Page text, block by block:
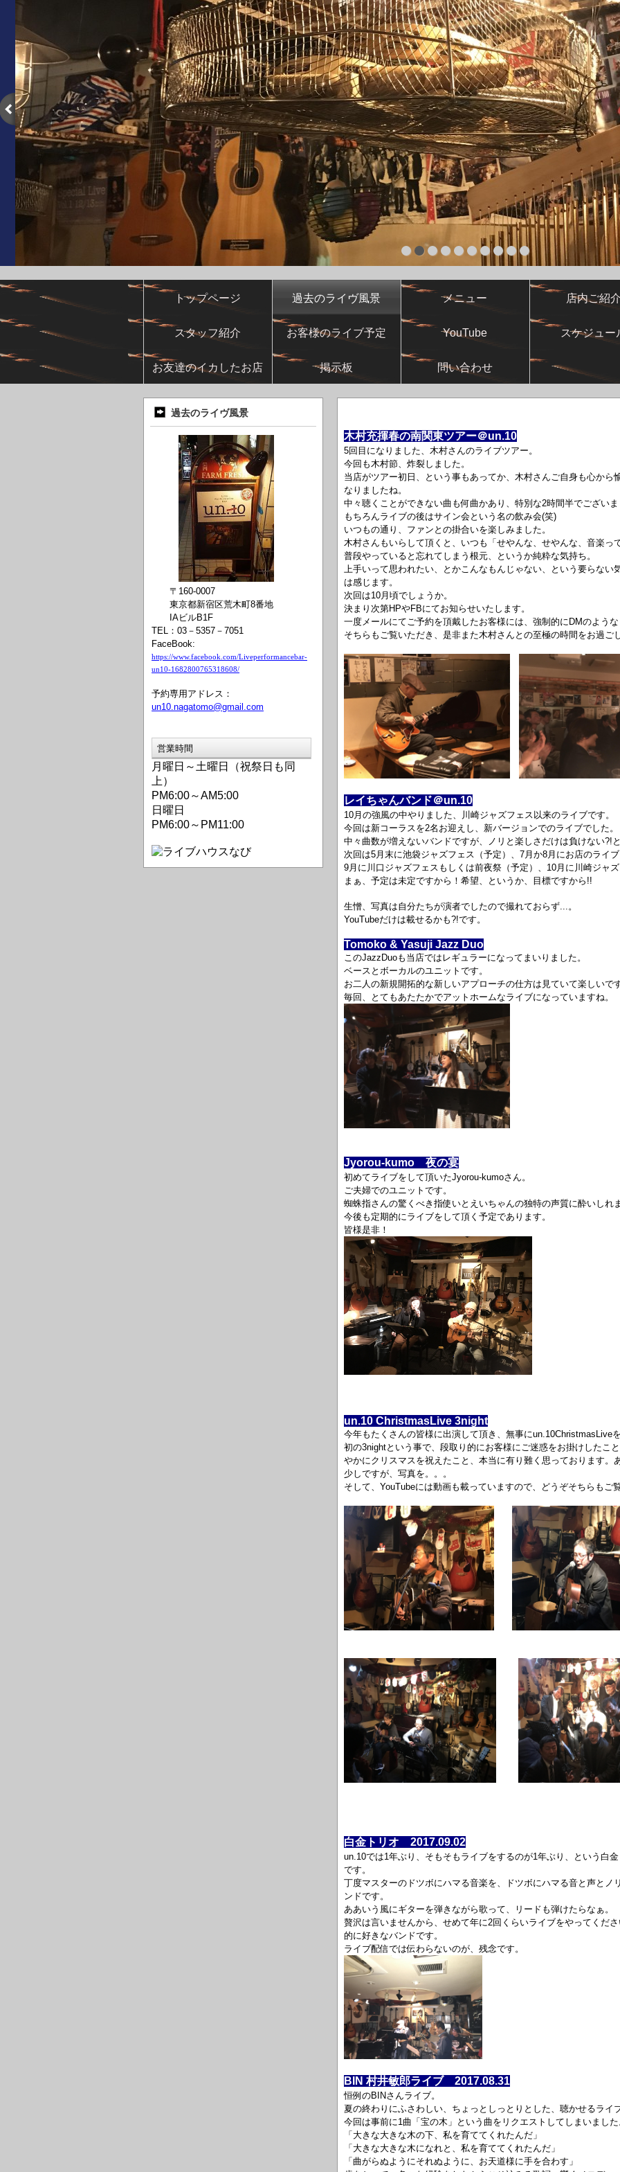
トップページ 過去のライヴ風景 メニュー 店内ご紹介
スタッフ紹介 お客様のライブ予定 YouTube スケジュー
お友達のイカしたお店 掲示板 問い合わせ
過去のライヴ風景
〒160-0007
東京都新宿区荒木町8番地
IAビルB1F
TEL：03－5357－7051
FaceBook:
https://www.facebook.com/Liveperformancebar-
un10-1682800765318608/
予約専用アドレス：
un10.nagatomo@gmail.com
営業時間
月曜日～土曜日（祝祭日も同
上）
PM6:00～AM5:00
日曜日
PM6:00～PM11:00
木村充揮春の南関東ツアー＠un.10
5回目になりました、木村さんのライブツアー。
今回も木村節、炸裂しました。
当店がツアー初日、という事もあってか、木村さんご自身も心から
なりましたね。
中々聴くことができない曲も何曲かあり、特別な2時間半でございま
もちろんライブの後はサイン会という名の飲み会(笑)
いつもの通り、ファンとの掛合いを楽しみました。
木村さんもいらして頂くと、いつも「せやんな、せやんな、音楽っ
普段やっていると忘れてしまう根元、というか純粋な気持ち。
上手いって思われたい、とかこんなもんじゃない、という要らない
は感じます。
次回は10月頃でしょうか。
決まり次第HPやFBにてお知らせいたします。
一度メールにてご予約を頂戴したお客様には、強制的にDMのような
そちらもご覧いただき、是非また木村さんとの至極の時間をお過ご
レイちゃんバンド＠un.10
10月の強風の中やりました、川崎ジャズフェス以来のライブです。
今回は新コーラスを2名お迎えし、新バージョンでのライブでした。
中々曲数が増えないバンドですが、ノリと楽しさだけは負けない?!
次回は5月末に池袋ジャズフェス（予定）、7月か8月にお店のライ
9月に川口ジャズフェスもしくは前夜祭（予定）、10月に川崎ジャ
まぁ、予定は未定ですから！希望、というか、目標ですから!!
生憎、写真は自分たちが演者でしたので撮れておらず...。
YouTubeだけは載せるかも?!です。
Tomoko & Yasuji Jazz Duo
このJazzDuoも当店ではレギュラーになってまいりました。
ベースとボーカルのユニットです。
お二人の新規開拓的な新しいアプローチの仕方は見ていて楽しいです
毎回、とてもあたたかでアットホームなライブになっていますね。
Jyorou-kumo 夜の宴
初めてライブをして頂いたJyorou-kumoさん。
ご夫婦でのユニットです。
蜘蛛指さんの驚くべき指使いとえいちゃんの独特の声質に酔いしれ
今後も定期的にライブをして頂く予定であります。
皆様是非！
un.10 ChristmasLive 3night
今年もたくさんの皆様に出演して頂き、無事にun.10ChristmasLive
初の3nightという事で、段取り的にお客様にご迷惑をお掛けしたこ
やかにクリスマスを祝えたこと、本当に有り難く思っております。
少しですが、写真を。。。
そして、YouTubeには動画も載っていますので、どうぞそちらもご
白金トリオ 2017.09.02
un.10では1年ぶり、そもそもライブをするのが1年ぶり、という白
です。
丁度マスターのドツボにハマる音楽を、ドツボにハマる音と声とノ
ンドです。
ああいう風にギターを弾きながら歌って、リードも弾けたらなぁ。
贅沢は言いませんから、せめて年に2回くらいライブをやってくだ
的に好きなバンドです。
ライブ配信では伝わらないのが、残念です。
BIN 村井敏郎ライブ 2017.08.31
恒例のBINさんライブ。
夏の終わりにふさわしい、ちょっとしっとりとした、聴かせるライ
今回は事前に1曲「宝の木」という曲をリクエストしてしまいました
「大きな大きな木の下、私を育ててくれたんだ」
「大きな大きな木になれと、私を育ててくれたんだ」
「曲がらぬようにそれぬように、お天道様に手を合わす」